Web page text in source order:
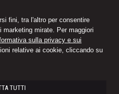
fini, tra l'altro per consentire
mirate. Per maggiori
sulla privacy e sui
relative ai cookie, cliccando su
TUTTI